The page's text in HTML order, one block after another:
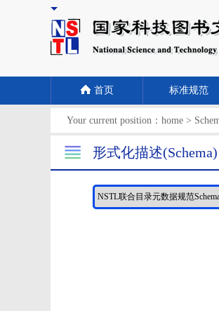
首页 标准规范
Your current position： home >
形式化描述(Schema)